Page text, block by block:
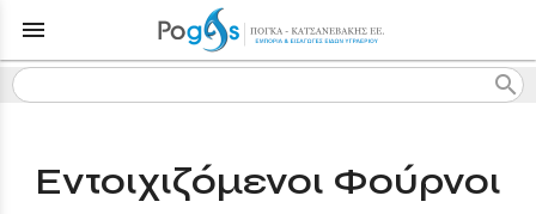
menu
search
Εντοιχιζόμενοι Φούρνοι